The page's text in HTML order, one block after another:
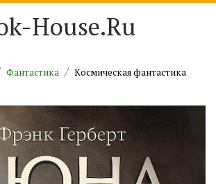
House.Ru
Фантастика Космическая фантастика